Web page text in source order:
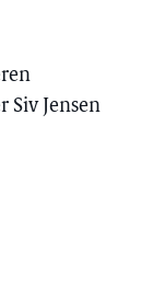
Siv Jensen